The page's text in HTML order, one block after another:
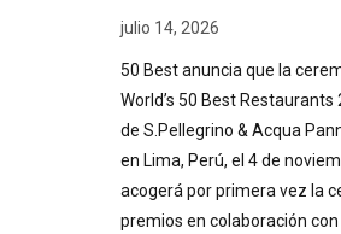
julio 14, 2026
50 Best anuncia que la
World’s 50 Best
de S.Pellegrino & Acqua
en Lima, Perú, el 4 de
acogerá por primera vez la
premios en colaboración